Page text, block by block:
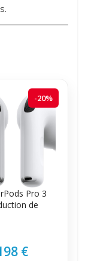
-20%
Pro 3
de
€